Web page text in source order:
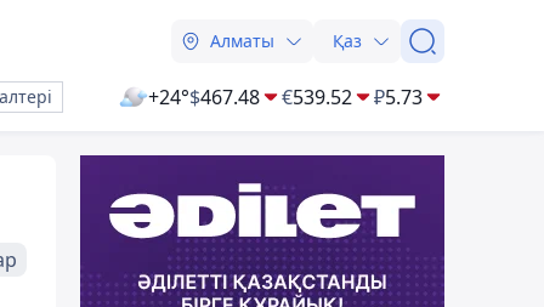
Алматы Қаз
+24°$467.48 €539.52 ₽5.73